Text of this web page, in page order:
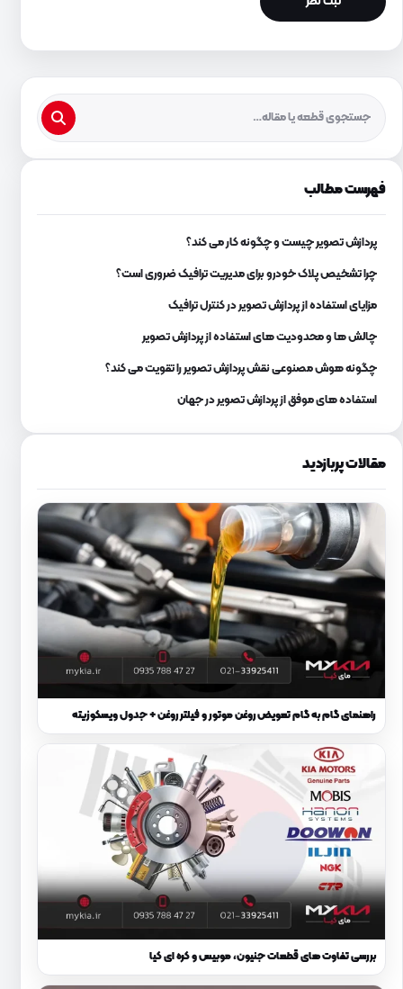
فهرست مطالب
پردازش تصویر چیست و چگونه کار می کند؟
چرا تشخیص پلاک خودرو برای مدیریت ترافیک ضروری است؟
مزایای استفاده از پردازش تصویر در کنترل ترافیک
چالش ها و محدودیت های استفاده از پردازش تصویر
چگونه هوش مصنوعی نقش پردازش تصویر را تقویت می کند؟
استفاده های موفق از پردازش تصویر در جهان
مقالات پربازدید
راهنمای گام به گام تعویض روغن موتور و فیلتر روغن + جدول ویسکوزیته
بررسی تفاوت های قطعات جنیون، موبیس و کره ای کیا